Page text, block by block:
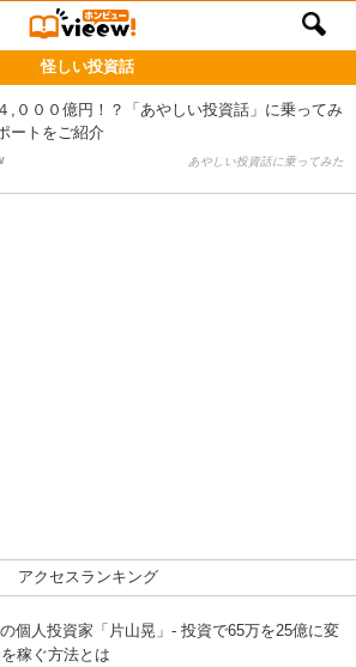
怪しい投資話
,０００億円！？「あやしい投資話」に乗ってみ
ートをご紹介
あやしい投資話に乗ってみた
アクセスランキング
個人投資家「片山晃」- 投資で65万を25億に変
稼ぐ方法とは